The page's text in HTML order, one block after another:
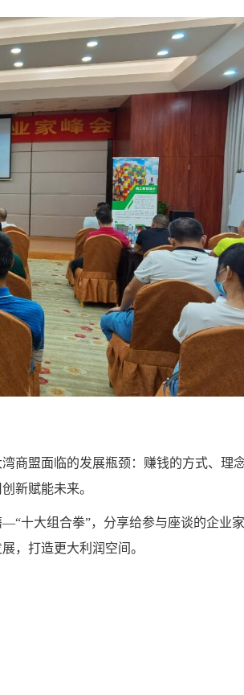
商盟面临的发展瓶颈：赚钱的方式、理
新赋能未来。
十大组合拳”，分享给参与座谈的企业
，打造更大利润空间。